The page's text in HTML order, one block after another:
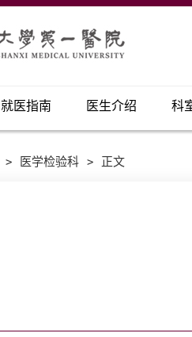
就医指南 医生介绍 科
> 医学检验科 > 正文